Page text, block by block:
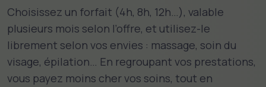
Choisissez un forfait (4h, 8h, 12h…), valable
plusieurs mois selon l’offre, et utilisez-le
librement selon vos envies : massage, soin du
visage, épilation… En regroupant vos prestations,
vous payez moins cher vos soins, tout en